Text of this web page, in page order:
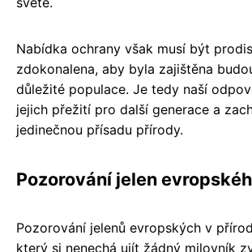
Nabídka ochrany však musí být
zdokonalena, aby byla zajištěna
důležité populace. Je tedy naší
jejich přežití pro další generace a
jedinečnou přísadu přírody.
Pozorování jelen
Pozorování jelenů evropských v
který si nenechá ujít žádný milovník